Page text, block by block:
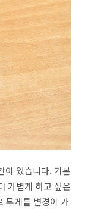
이 있습니다. 기본
가볍게 하고 싶은
무게를 변경이 가